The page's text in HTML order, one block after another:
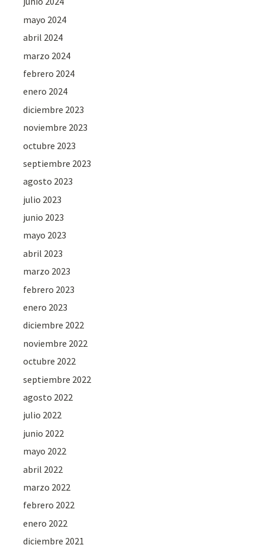
mayo 2024
abril 2024
marzo 2024
febrero 2024
enero 2024
diciembre 2023
noviembre 2023
octubre 2023
septiembre 2023
agosto 2023
julio 2023
junio 2023
mayo 2023
abril 2023
marzo 2023
febrero 2023
enero 2023
diciembre 2022
noviembre 2022
octubre 2022
septiembre 2022
agosto 2022
julio 2022
junio 2022
mayo 2022
abril 2022
marzo 2022
febrero 2022
enero 2022
diciembre 2021